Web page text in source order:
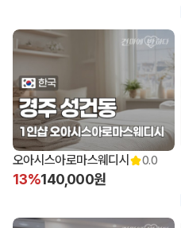
오아시스아로마스웨디시 0.0
13%140,000원